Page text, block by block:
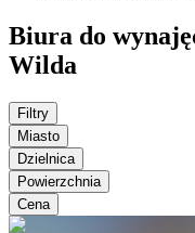
Biura do
Wilda
Filtry
Miasto
Dzielnica
Powierzchnia
Cena